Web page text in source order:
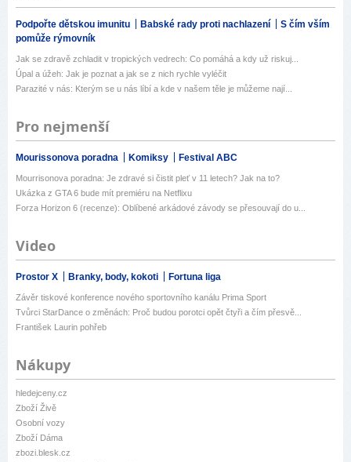
Podpořte dětskou imunitu Babské rady proti nachlazení
S čím vším
pomůže rýmovník
Jak se zdravě zchladit v tropických vedrech: Co pomáhá a kdy už riskuj...
Úpal a úžeh: Jak je poznat a jak se z nich rychle vyléčit
Parazité v nás: Kterým se u nás líbí a kde v našem těle je můžeme nají...
Pro nejmenší
Mourissonova poradna Komiksy Festival ABC
Mourrisonova poradna: Je zdravé si čistit pleť v 11 letech? Jak na to?
Ukázka z GTA 6 bude mít premiéru na Netflixu
Forza Horizon 6 (recenze): Oblíbené arkádové závody se přesouvají do u...
Video
Prostor X Branky, body, kokoti Fortuna liga
Závěr tiskové konference nového sportovního kanálu Prima Sport
Tvůrci StarDance o změnách: Proč budou porotci opět čtyři a čím přesvě...
František Laurin pohřeb
Nákupy
hledejceny.cz
Zboží Živě
Osobní vozy
Zboží Dáma
zbozi.blesk.cz